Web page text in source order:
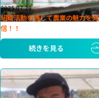
2025.07.28
組織活動を通じて農業の魅力を発
信！！
続きを見る